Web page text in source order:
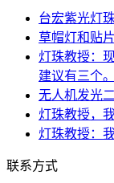
台宏紫光灯
草帽灯和贴
灯珠教授：
建议有三个。
无人机发光
灯珠教授，
灯珠教授：
联系方式